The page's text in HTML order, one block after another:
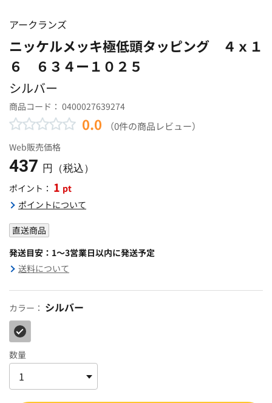
アークランズ
ニッケルメッキ極低頭タッピング ４ｘ１
６ ６３４ー１０２５
シルバー
商品コード： 0400027639274
0.0 （0件の商品レビュー）
Web販売価格
437 円（税込）
ポイント： 1 pt
ポイントについて
直送商品
発送目安：1～3営業日以内に発送予定
送料について
カラー： シルバー
数量